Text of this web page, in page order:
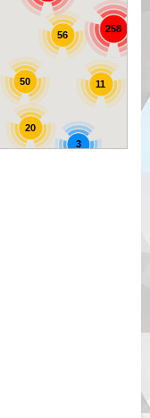
50
56
258
20
3
11